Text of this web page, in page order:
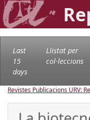
Last
15
days
Llistat per
col·leccions
Revistes Publicacions URV: